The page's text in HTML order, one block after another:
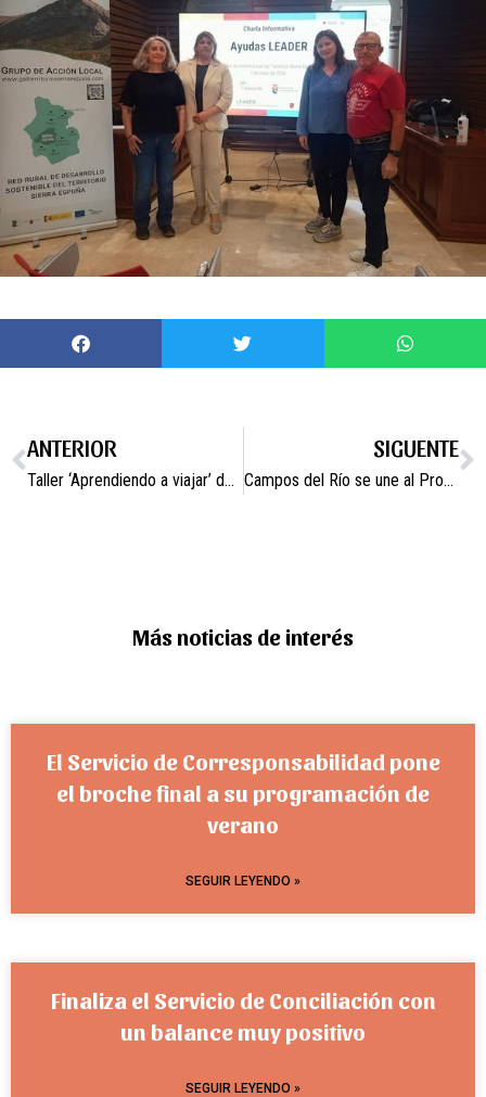
ANTERIOR
Taller ‘Aprendiendo a viajar’ destinado a adultos y mayores
SIGUENTE
Campos del Río se une al Programa Campus Rural que oferta prácticas universitarias en entornos rurales
Más noticias de interés
El Servicio de Corresponsabilidad pone
el broche final a su programación de
verano
SEGUIR LEYENDO »
Finaliza el Servicio de Conciliación con
un balance muy positivo
SEGUIR LEYENDO »